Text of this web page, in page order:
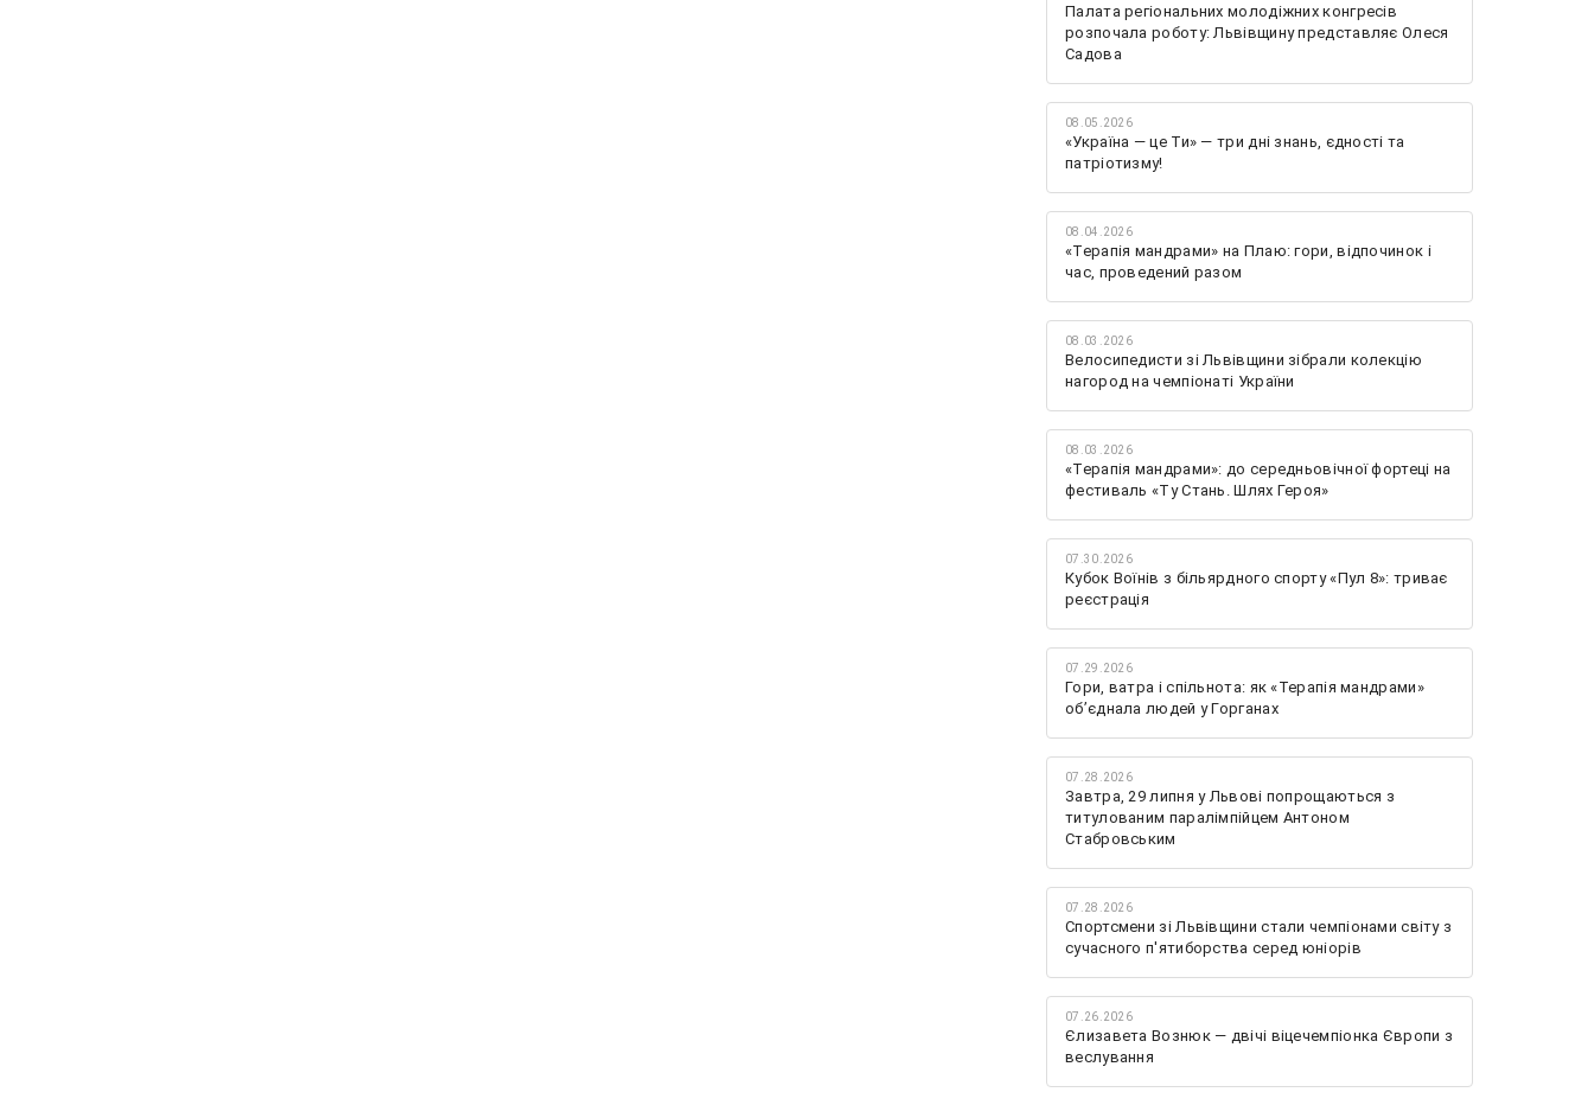
Палата регіональних молодіжних конгресів
розпочала роботу: Львівщину представляє Олеся
Садова
08.05.2026
«Україна — це Ти» — три дні знань, єдності та
патріотизму!
08.04.2026
«Терапія мандрами» на Плаю: гори, відпочинок і
час, проведений разом
08.03.2026
Велосипедисти зі Львівщини зібрали колекцію
нагород на чемпіонаті України
08.03.2026
«Терапія мандрами»: до середньовічної фортеці на
фестиваль «Ту Стань. Шлях Героя»
07.30.2026
Кубок Воїнів з більярдного спорту «Пул 8»: триває
реєстрація
07.29.2026
Гори, ватра і спільнота: як «Терапія мандрами»
об’єднала людей у Горганах
07.28.2026
Завтра, 29 липня у Львові попрощаються з
титулованим паралімпійцем Антоном
Стабровським
07.28.2026
Спортсмени зі Львівщини стали чемпіонами світу з
сучасного п'ятиборства серед юніорів
07.26.2026
Єлизавета Вознюк — двічі віцечемпіонка Європи з
веслування